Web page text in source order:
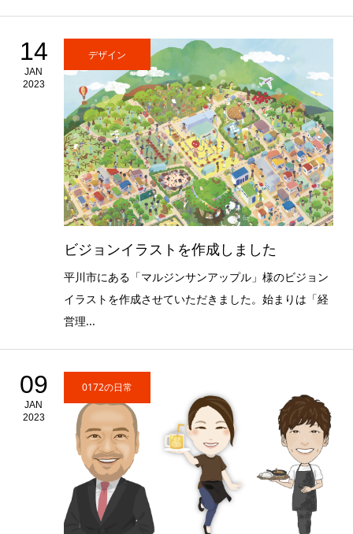
14
JAN
2023
デザイン
ビジョンイラストを作成しました
平川市にある「マルジンサンアップル」様のビジョン
イラストを作成させていただきました。始まりは「経
営理...
09
JAN
2023
0172の日常